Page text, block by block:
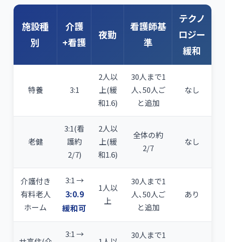
施設種
別
介護
+看護
夜勤
看護師基
準
テクノ
ロジー
緩和
特養 3:1
2人以
上(緩
和1.6)
30人まで1
人、50人ご
と追加
なし
老健
3:1(看
護約
2/7)
2人以
上(緩
和1.6)
全体の約
2/7
なし
介護付き
有料老人
ホーム
3:1 →
3:0.9
緩和可
1人以
上
30人まで1
人、50人ご
と追加
あり
3:1 →
30人まで1